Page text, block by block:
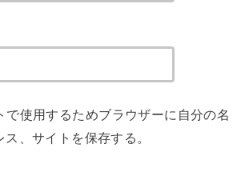
で使用するためブラウザーに自分の名
、サイトを保存する。